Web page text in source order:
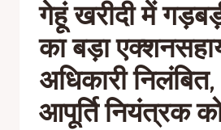
गेहूं खरीदी में
का बड़ा
अधिकारी
आपूर्ति नियंत्रक